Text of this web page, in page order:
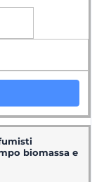
biomassa e